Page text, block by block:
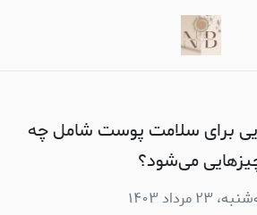
برای سلامت پوست شامل چه
می‌شود؟
۲۳ مرداد ۱۴۰۳